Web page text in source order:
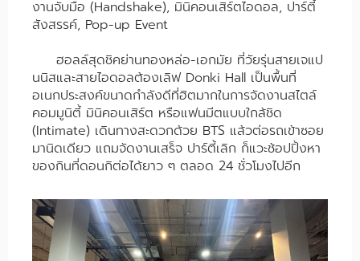
งานจับมือ (Handshake), มินิคอนเสิร์ตไอดอล, ปาร์ตี้
สังสรรค์, Pop-up Event
ฮอลล์สุดชิคย่านทองหล่อ-เอกมัย ที่วัยรุ่นสายเจแป
นนิสและสายไอดอลต้องเลิฟ Donki Hall เป็นพื้นที่
อเนกประสงค์ขนาดกำลังดีที่ฮิตมากในการจัดงานสไตล์
คอมมูนิตี้ มินิคอนเสิร์ต หรือแฟนมีตแบบใกล้ชิด
(Intimate) เดินทางสะดวกด้วย BTS แล้วต่อรถเข้าซอย
มานิดเดียว แถมจัดงานเสร็จ ปาร์ตี้เลิก ก็แวะช้อปปิ้งหา
ของกินที่ดอนกิต่อได้ยาว ๆ ตลอด 24 ชั่วโมงไปอีก